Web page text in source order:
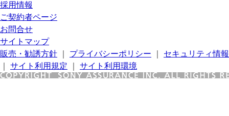
採用情報
ご契約者ページ
お問合せ
サイトマップ
販売・勧誘方針
プライバシーポリシー
セキュリティ情報
サイト利用規定 サイト利用環境